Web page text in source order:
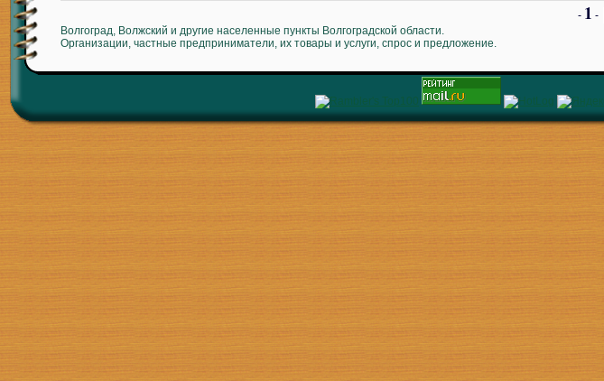
- 1 -
Волгоград, Волжский и другие населенные пункты Волгоградской области.
Организации, частные предприниматели, их товары и услуги, спрос и предложение.